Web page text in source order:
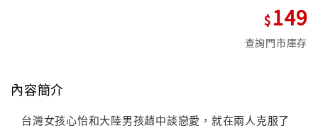
149
查詢門市庫存
內容簡介
台灣女孩心怡和大陸男孩趙中談戀愛，就在兩人克服了